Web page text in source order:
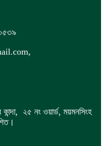
কান্দা, ২৫ নং ওয়ার্ড, ময়মনসিংহ